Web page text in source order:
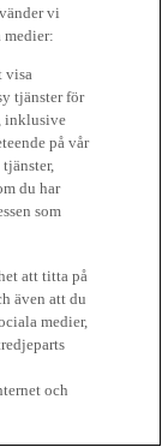
vi
medier:
visa
tjänster för
inklusive
på vår
du har
som
att titta på
även att du
medier,
och